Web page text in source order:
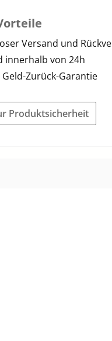
Versand und
innerhalb von 24h
Geld-Zurück-Garantie
Produktsicherheit